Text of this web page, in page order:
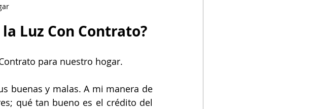
Luz Con Contrato?
para nuestro hogar.
buenas y malas. A mi manera de
qué tan bueno es el crédito del